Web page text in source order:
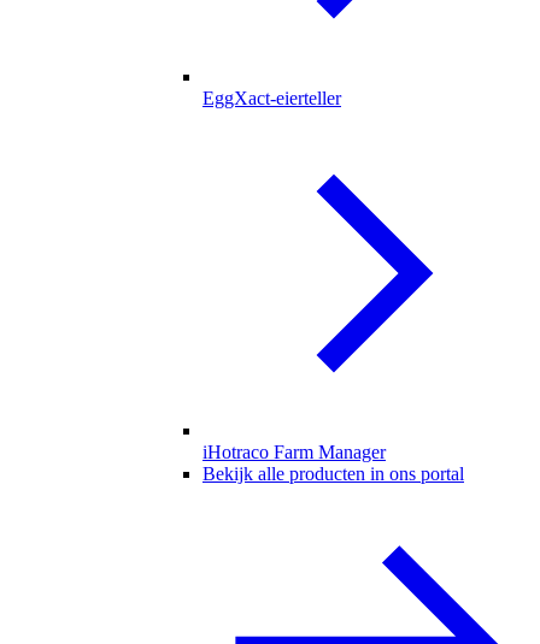
EggXact-eierteller
iHotraco Farm Manager
Bekijk alle producten in ons portal